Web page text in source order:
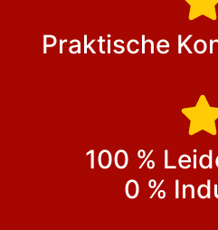
Praktische
100 %
0 %